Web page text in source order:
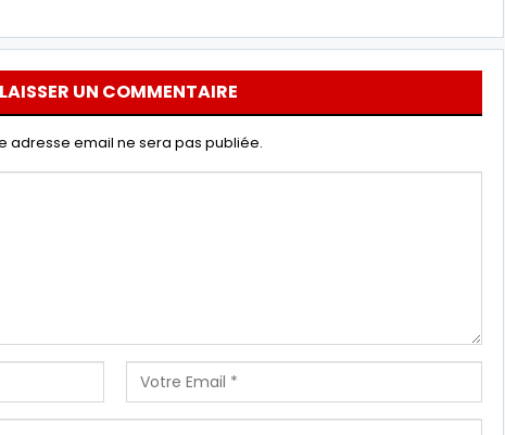
LAISSER UN COMMENTAIRE
adresse email ne sera pas publiée.